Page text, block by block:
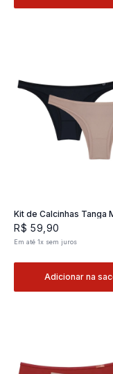
Kit de Calcinhas Tanga
Classic 02- 2 und
R$ 59 90
Em até1x sem juros
Adicionar na